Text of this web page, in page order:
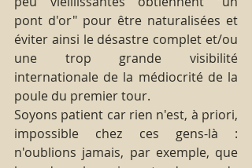
pont d'or" pour être naturalisées et
éviter ainsi le désastre complet et/ou
une trop grande visibilité
internationale de la médiocrité de la
poule du premier tour.
Soyons patient car rien n'est, à priori,
impossible chez ces gens-là :
n'oublions jamais, par exemple, que